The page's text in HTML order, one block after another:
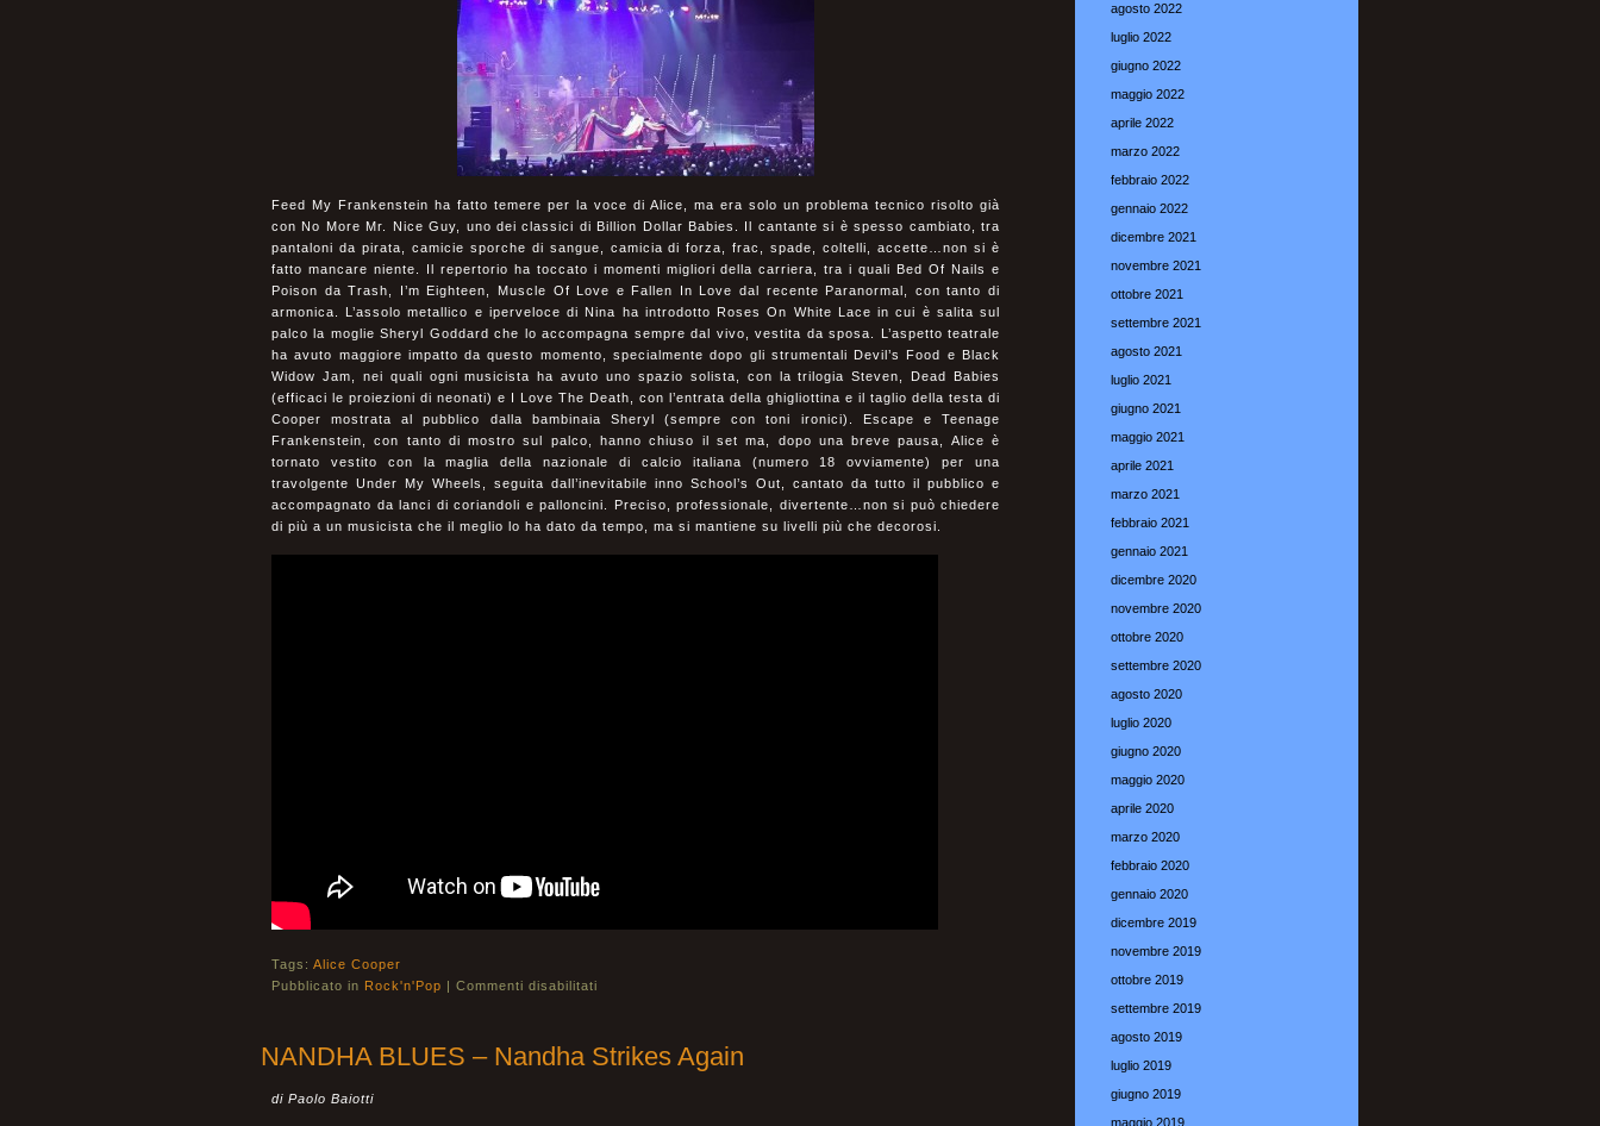
Feed My Frankenstein ha fatto temere per la voce di Alice, ma era solo un problema tecnico risolto già
con No More Mr. Nice Guy, uno dei classici di Billion Dollar Babies. Il cantante si è spesso cambiato, tra
pantaloni da pirata, camicie sporche di sangue, camicia di forza, frac, spade, coltelli, accette…non si è
fatto mancare niente. Il repertorio ha toccato i momenti migliori della carriera, tra i quali Bed Of Nails e
Poison da Trash, I’m Eighteen, Muscle Of Love e Fallen In Love dal recente Paranormal, con tanto di
armonica. L’assolo metallico e iperveloce di Nina ha introdotto Roses On White Lace in cui è salita sul
palco la moglie Sheryl Goddard che lo accompagna sempre dal vivo, vestita da sposa. L’aspetto teatrale
ha avuto maggiore impatto da questo momento, specialmente dopo gli strumentali Devil’s Food e Black
Widow Jam, nei quali ogni musicista ha avuto uno spazio solista, con la trilogia Steven, Dead Babies
(efficaci le proiezioni di neonati) e I Love The Death, con l’entrata della ghigliottina e il taglio della testa di
Cooper mostrata al pubblico dalla bambinaia Sheryl (sempre con toni ironici). Escape e Teenage
Frankenstein, con tanto di mostro sul palco, hanno chiuso il set ma, dopo una breve pausa, Alice è
tornato vestito con la maglia della nazionale di calcio italiana (numero 18 ovviamente) per una
travolgente Under My Wheels, seguita dall’inevitabile inno School’s Out, cantato da tutto il pubblico e
accompagnato da lanci di coriandoli e palloncini. Preciso, professionale, divertente…non si può chiedere
di più a un musicista che il meglio lo ha dato da tempo, ma si mantiene su livelli più che decorosi.
Tags: Alice Cooper
Pubblicato in Rock'n'Pop | Commenti disabilitati
NANDHA BLUES – Nandha Strikes Again
di Paolo Baiotti
agosto 2022
luglio 2022
giugno 2022
maggio 2022
aprile 2022
marzo 2022
febbraio 2022
gennaio 2022
dicembre 2021
novembre 2021
ottobre 2021
settembre 2021
agosto 2021
luglio 2021
giugno 2021
maggio 2021
aprile 2021
marzo 2021
febbraio 2021
gennaio 2021
dicembre 2020
novembre 2020
ottobre 2020
settembre 2020
agosto 2020
luglio 2020
giugno 2020
maggio 2020
aprile 2020
marzo 2020
febbraio 2020
gennaio 2020
dicembre 2019
novembre 2019
ottobre 2019
settembre 2019
agosto 2019
luglio 2019
giugno 2019
maggio 2019